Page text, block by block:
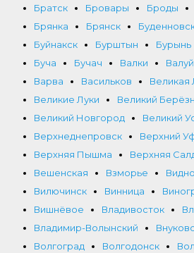
Братск
Бровары Броды
Брянка
Брянск
Буйнакск
Бурштын Бурынь
Буча
Бучач Валки
Варва
Васильков
Великая
Великие Луки
Великий
Великий Новгород
Великий
Верхнеднепровск
Верхний
Верхняя Пышма
Верхняя
Вешенская
Взморье
Вилючинск
Винница
Вишнёвое
Владивосток
Владимир-Волынский
Волгоград
Волгодонск